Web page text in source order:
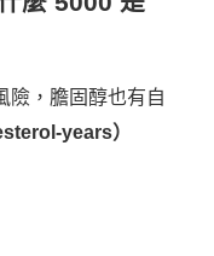
險，膽固醇也有自
years）